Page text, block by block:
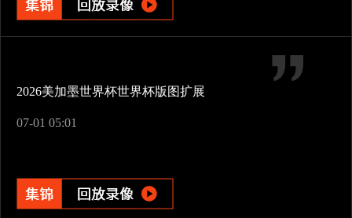
2026美加墨世界杯世界杯版图扩展
07-01 05:01